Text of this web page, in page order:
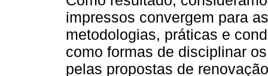
impressos convergem para
metodologias, práticas e
como formas de disciplinar
pelas propostas de